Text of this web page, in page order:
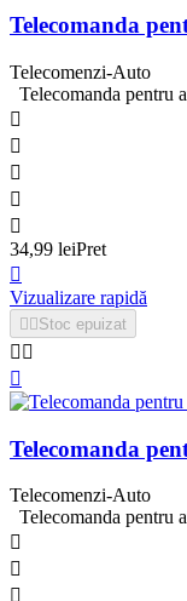
Telecomanda
Telecomenzi-Auto
Telecomanda pentru





34,99 leiPret

Vizualizare rapidă
  Stoc epuizat
 

Telecomanda
Telecomenzi-Auto
Telecomanda pentru


